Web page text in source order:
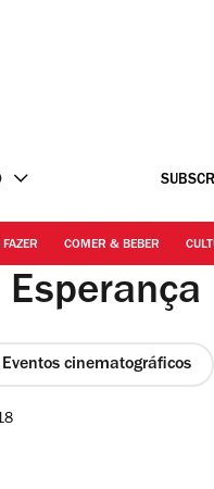
COMER & BEBER
cinematográficos